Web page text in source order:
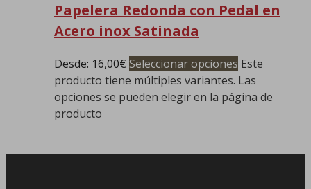
Papelera Redonda con Pedal en
Acero inox Satinada
Desde: 16,00€ Seleccionar opciones Este
producto tiene múltiples variantes. Las
opciones se pueden elegir en la página de
producto